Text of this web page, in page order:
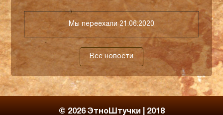
Мы переехали 21.06.2020
Все новости
© 2026 ЭтноШтучки | 2018